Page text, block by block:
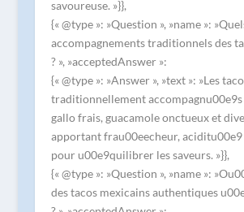
savoureuse. »}},
{« @type »: »Question », »name »:
accompagnements traditionnels des
? », »acceptedAnswer »:
{« @type »: »Answer », »text »: »Les
traditionnellement accompagnu00e9s
gallo frais, guacamole onctueux et
apportant frau00eecheur,
pour u00e9quilibrer les saveurs. »}},
{« @type »: »Question », »name »:
des tacos mexicains authentiques